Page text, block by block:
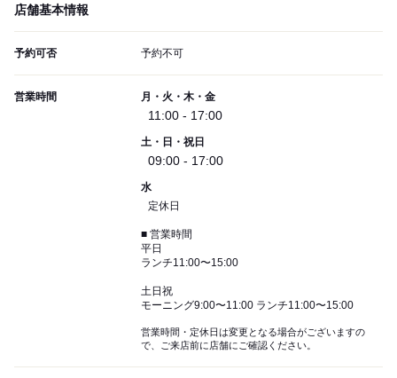
店舗基本情報
予約可否 予約不可
営業時間 月・火・木・金
11:00 - 17:00
土・日・祝日
09:00 - 17:00
水
定休日
■ 営業時間
平日
ランチ11:00〜15:00
土日祝
モーニング9:00〜11:00 ランチ11:00〜15:00
営業時間・定休日は変更となる場合がございますの
で、ご来店前に店舗にご確認ください。